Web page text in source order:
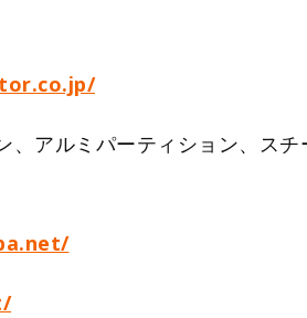
アルミパーティション、ス